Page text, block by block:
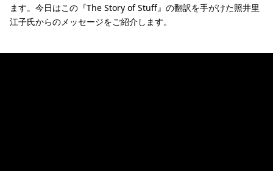
ます。今日はこの『The Story of Stuff』の翻訳を手がけた照井里
江子氏からのメッセージをご紹介します。